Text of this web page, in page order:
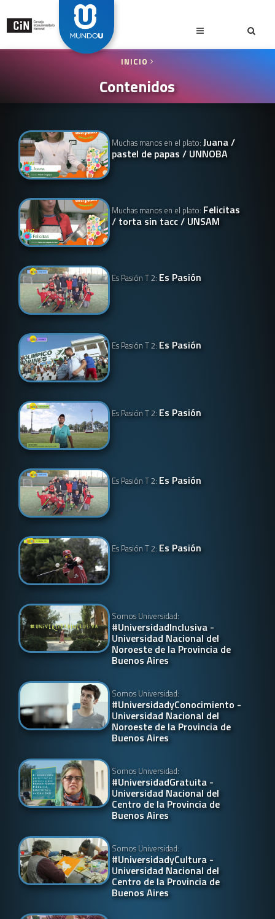
INICIO
Contenidos
Muchas manos en el plato:Juana /
pastel de papas / UNNOBA
Muchas manos en el plato: Felicitas
/ torta sin tacc / UNSAM
Es Pasión T 2: Es Pasión
Es Pasión T 2: Es Pasión
Es Pasión T 2: Es Pasión
Es Pasión T 2: Es Pasión
Es Pasión T 2: Es Pasión
Somos Universidad:
#UniversidadInclusiva -
Universidad Nacional del
Noroeste de la Provincia de
Buenos Aires
Somos Universidad:
#UniversidadyConocimiento -
Universidad Nacional del
Noroeste de la Provincia de
Buenos Aires
Somos Universidad:
#UniversidadGratuita -
Universidad Nacional del
Centro de la Provincia de
Buenos Aires
Somos Universidad:
#UniversidadyCultura -
Universidad Nacional del
Centro de la Provincia de
Buenos Aires